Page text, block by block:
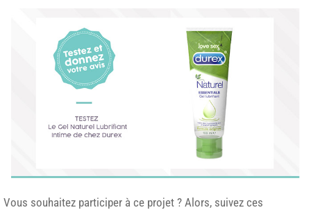
Vous souhaitez participer à ce projet ? Alors, suivez ces